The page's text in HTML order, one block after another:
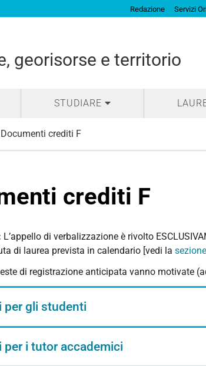
Redazione Servizi
georisorse e territorio
STUDIARE
Documenti crediti F
crediti F
L’appello di verbalizzazione è rivolto
di laurea prevista in calendario [vedi la
di registrazione anticipata vanno motivate
per gli studenti
per i tutor accademici